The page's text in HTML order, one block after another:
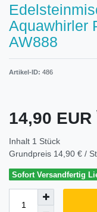
Aquawhirler
AW888
Artikel-ID: 486
14,90 EUR
Inhalt 1 Stück
Grundpreis 14,90 € /
Sofort Versandfertig